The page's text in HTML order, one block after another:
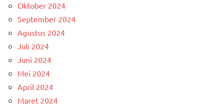
Oktober 2024
September 2024
Agustus 2024
Juli 2024
Juni 2024
Mei 2024
April 2024
Maret 2024